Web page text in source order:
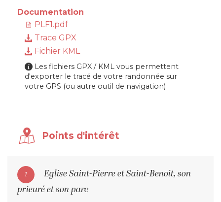
Documentation
PLF1.pdf
Trace GPX
Fichier KML
Les fichiers GPX / KML vous permettent
d'exporter le tracé de votre randonnée sur
votre GPS (ou autre outil de navigation)
Points d'intérêt
1
Eglise Saint-Pierre et Saint-Benoit, son
prieuré et son parc